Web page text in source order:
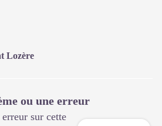
Lozère
ou une erreur
sur cette